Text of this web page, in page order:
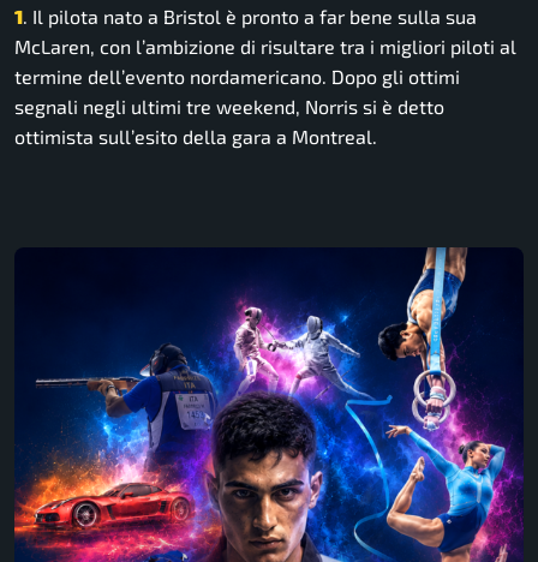
1. Il pilota nato a Bristol è pronto a far bene sulla sua
McLaren, con l’ambizione di risultare tra i migliori piloti al
termine dell’evento nordamericano. Dopo gli ottimi
segnali negli ultimi tre weekend, Norris si è detto
ottimista sull’esito della gara a Montreal.